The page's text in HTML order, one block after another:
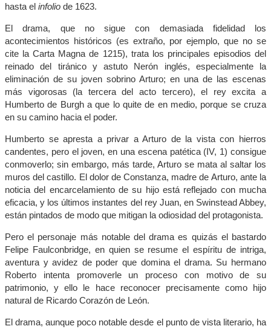
hasta el infolio de 1623.
El drama, que no sigue con demasiada fidelidad los
acontecimientos históricos (es extraño, por ejemplo, que no se
cite la Carta Magna de 1215), trata los principales episodios del
reinado del tiránico y astuto Nerón inglés, especialmente la
eliminación de su joven sobrino Arturo; en una de las escenas
más vigorosas (la tercera del acto tercero), el rey excita a
Humberto de Burgh a que lo quite de en medio, porque se cruza
en su camino hacia el poder.
Humberto se apresta a privar a Arturo de la vista con hierros
candentes, pero el joven, en una escena patética (IV, 1) consigue
conmoverlo; sin embargo, más tarde, Arturo se mata al saltar los
muros del castillo. El dolor de Constanza, madre de Arturo, ante la
noticia del encarcelamiento de su hijo está reflejado con mucha
eficacia, y los últimos instantes del rey Juan, en Swinstead Abbey,
están pintados de modo que mitigan la odiosidad del protagonista.
Pero el personaje más notable del drama es quizás el bastardo
Felipe Faulconbridge, en quien se resume el espíritu de intriga,
aventura y avidez de poder que domina el drama. Su hermano
Roberto intenta promoverle un proceso con motivo de su
patrimonio, y ello le hace reconocer precisamente como hijo
natural de Ricardo Corazón de León.
El drama, aunque poco notable desde el punto de vista literario, ha